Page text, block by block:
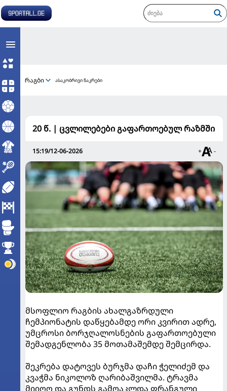
რაგბი ასაკობრივი ნაკრები
20 წ. | ცვლილებები გაფართოებულ რაზმში
15:19/12-06-2026 + -
მსოფლიო რაგბის ახალგაზრდული
ჩემპიონატის დაწყებამდე ორი კვირით ადრე,
უმცროსი ბორჯღალოსნების გაფართოებული
შემადგენლობა 35 მოთამაშემდე შემცირდა.
შეკრება დატოვეს ბურჯმა დაჩი ჭელიძემ და
კვაჭმა ნიკოლოზ ღარიბაშვილმა. ტრავმა
მიიღო და გუნდს გამოაკლდა ფრანგული